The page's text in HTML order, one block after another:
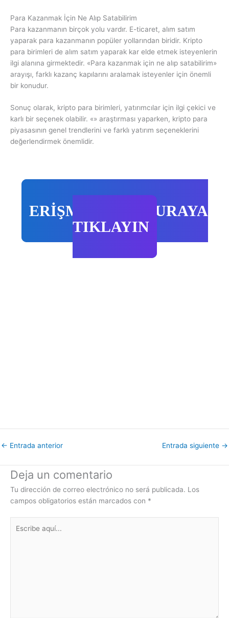
Para Kazanmak İçin Ne Alıp Satabilirim
Para kazanmanın birçok yolu vardır. E-ticaret, alım satım
yaparak para kazanmanın popüler yollarından biridir. Kripto
para birimleri de alım satım yaparak kar elde etmek isteyenlerin
ilgi alanına girmektedir. «Para kazanmak için ne alıp satabilirim»
arayışı, farklı kazanç kapılarını aralamak isteyenler için önemli
bir konudur.
Sonuç olarak, kripto para birimleri, yatırımcılar için ilgi çekici ve
karlı bir seçenek olabilir. «» araştırması yaparken, kripto para
piyasasının genel trendlerini ve farklı yatırım seçeneklerini
değerlendirmek önemlidir.
ERİŞMEK İÇİN BURAYA
TIKLAYIN
← Entrada anterior Entrada siguiente →
Deja un comentario
Tu dirección de correo electrónico no será publicada. Los
campos obligatorios están marcados con *
aquí...